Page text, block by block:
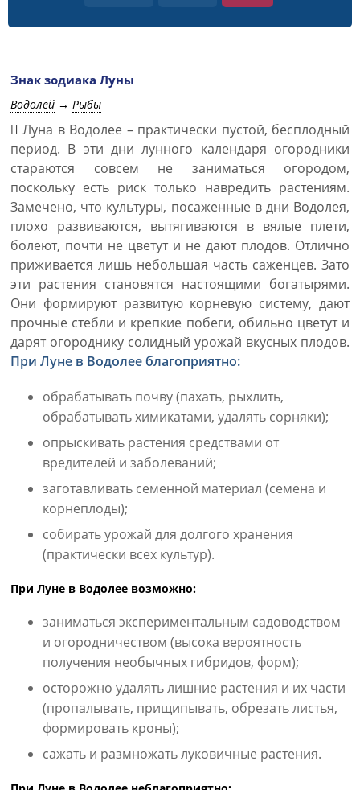
Знак зодиака Луны
Водолей → Рыбы
Луна в Водолее – практически пустой, бесплодный
период. В эти дни лунного календаря огородники
стараются совсем не заниматься огородом,
поскольку есть риск только навредить растениям.
Замечено, что культуры, посаженные в дни Водолея,
плохо развиваются, вытягиваются в вялые плети,
болеют, почти не цветут и не дают плодов. Отлично
приживается лишь небольшая часть саженцев. Зато
эти растения становятся настоящими богатырями.
Они формируют развитую корневую систему, дают
прочные стебли и крепкие побеги, обильно цветут и
дарят огороднику солидный урожай вкусных плодов.
При Луне в Водолее благоприятно:
обрабатывать почву (пахать, рыхлить,
обрабатывать химикатами, удалять сорняки);
опрыскивать растения средствами от
вредителей и заболеваний;
заготавливать семенной материал (семена и
корнеплоды);
собирать урожай для долгого хранения
(практически всех культур).
При Луне в Водолее возможно:
заниматься экспериментальным садоводством
и огородничеством (высока вероятность
получения необычных гибридов, форм);
осторожно удалять лишние растения и их части
(пропалывать, прищипывать, обрезать листья,
формировать кроны);
сажать и размножать луковичные растения.